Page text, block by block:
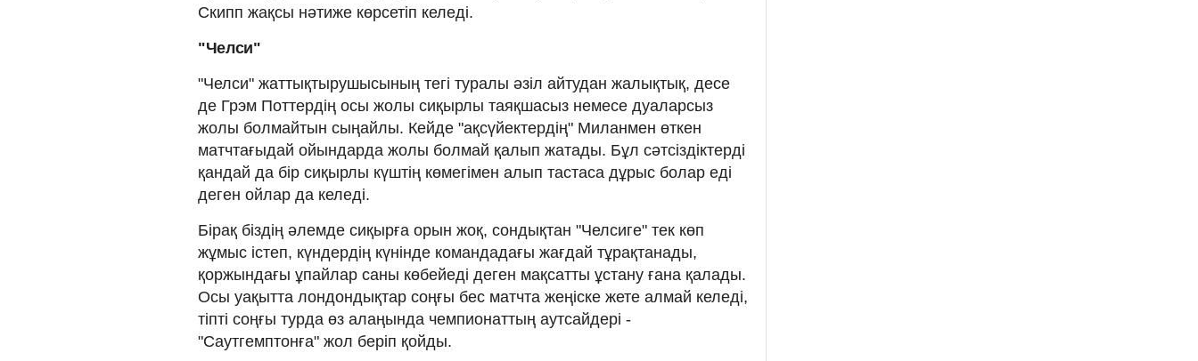
Скипп жақсы нәтиже көрсетіп келеді.
"Челси"
"Челси" жаттықтырушысының тегі туралы әзіл айтудан жалықтық, десе
де Грэм Поттердің осы жолы сиқырлы таяқшасыз немесе дуаларсыз
жолы болмайтын сыңайлы. Кейде "ақсүйектердің" Миланмен өткен
матчтағыдай ойындарда жолы болмай қалып жатады. Бұл сәтсіздіктерді
қандай да бір сиқырлы күштің көмегімен алып тастаса дұрыс болар еді
деген ойлар да келеді.
Бірақ біздің әлемде сиқырға орын жоқ, сондықтан "Челсиге" тек көп
жұмыс істеп, күндердің күнінде командадағы жағдай тұрақтанады,
қоржындағы ұпайлар саны көбейеді деген мақсатты ұстану ғана қалады.
Осы уақытта лондондықтар соңғы бес матчта жеңіске жете алмай келеді,
тіпті соңғы турда өз алаңында чемпионаттың аутсайдері -
"Саутгемптонға" жол беріп қойды.